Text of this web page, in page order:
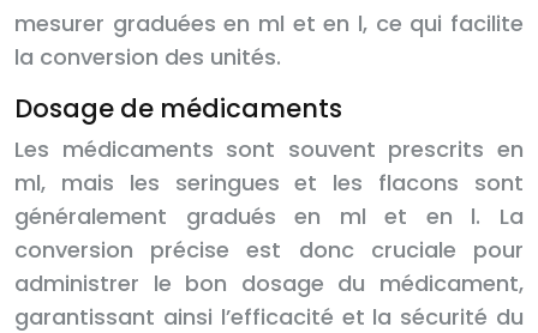
mesurer graduées en ml et en l, ce qui facilite
la conversion des unités.
Dosage de médicaments
Les médicaments sont souvent prescrits en
ml, mais les seringues et les flacons sont
généralement gradués en ml et en l. La
conversion précise est donc cruciale pour
administrer le bon dosage du médicament,
garantissant ainsi l’efficacité et la sécurité du